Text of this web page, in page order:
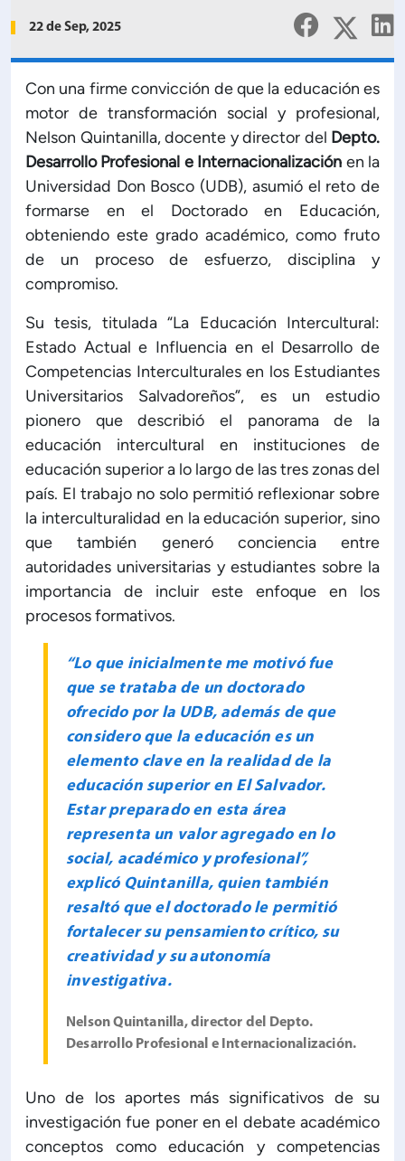
Capacitación Institucional
Estructura organizativa
Rector
Académica
Secretaría General
de Ciencia y Tecnología
de Gestión Institucional
de Administración y Finanzas
Profesional e Internacionalización
Calidad Académica
Políticas institucionales
Acreditaciones
Boletín de noticias
Publicaciones
22 de Sep, 2025
Con una firme convicción de que la educación es
motor de transformación social y profesional,
Nelson Quintanilla, docente y director del Depto.
Desarrollo Profesional e Internacionalización en la
Universidad Don Bosco (UDB), asumió el reto de
formarse en el Doctorado en Educación,
obteniendo este grado académico, como fruto
de un proceso de esfuerzo, disciplina y
compromiso.
Su tesis, titulada “La Educación Intercultural:
Estado Actual e Influencia en el Desarrollo de
Competencias Interculturales en los Estudiantes
Universitarios Salvadoreños”, es un estudio
pionero que describió el panorama de la
educación intercultural en instituciones de
educación superior a lo largo de las tres zonas del
país. El trabajo no solo permitió reflexionar sobre
la interculturalidad en la educación superior, sino
que también generó conciencia entre
autoridades universitarias y estudiantes sobre la
importancia de incluir este enfoque en los
procesos formativos.
“Lo que inicialmente me motivó fue
que se trataba de un doctorado
ofrecido por la UDB, además de que
considero que la educación es un
elemento clave en la realidad de la
educación superior en El Salvador.
Estar preparado en esta área
representa un valor agregado en lo
social, académico y profesional”,
explicó Quintanilla, quien también
resaltó que el doctorado le permitió
fortalecer su pensamiento crítico, su
creatividad y su autonomía
investigativa.
Nelson Quintanilla, director del Depto.
Desarrollo Profesional e Internacionalización.
Uno de los aportes más significativos de su
investigación fue poner en el debate académico
conceptos como educación y competencias